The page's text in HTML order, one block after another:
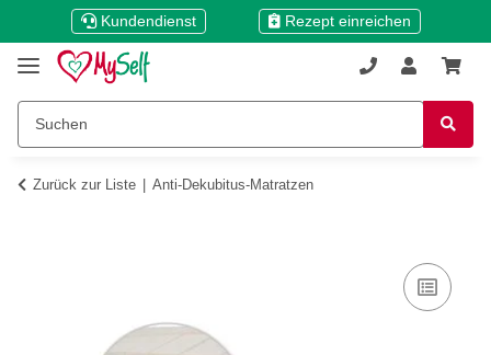
Kundendienst Rezept einreichen
Zurück zur Liste Anti-Dekubitus-Matratzen